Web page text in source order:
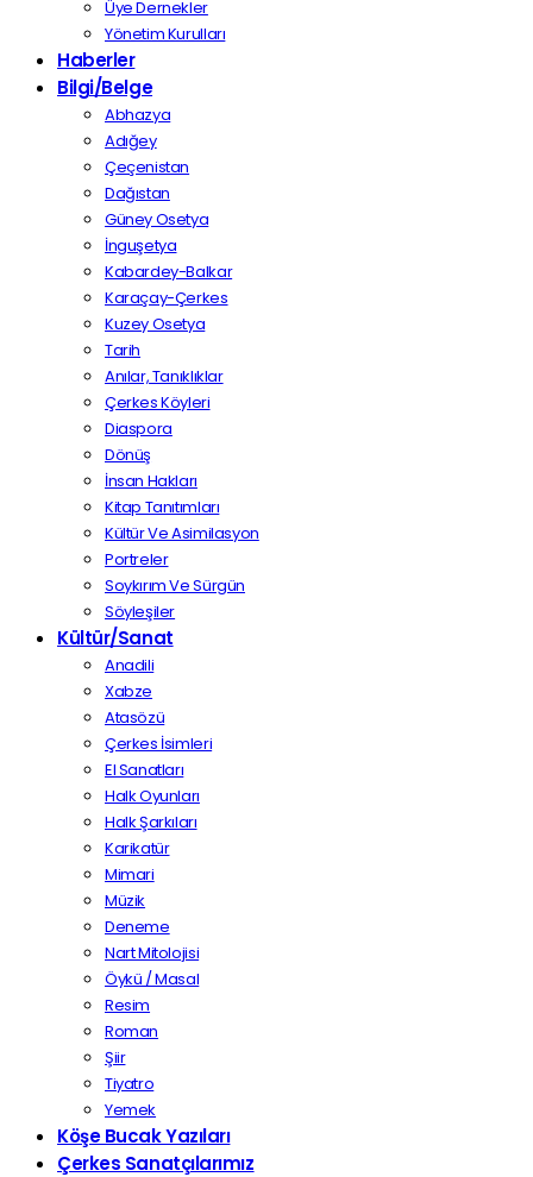
Üye Dernekler
Yönetim Kurulları
Haberler
Bilgi/Belge
Abhazya
Adığey
Çeçenistan
Dağıstan
Güney Osetya
İnguşetya
Kabardey-Balkar
Karaçay-Çerkes
Kuzey Osetya
Tarih
Anılar, Tanıklıklar
Çerkes Köyleri
Diaspora
Dönüş
İnsan Hakları
Kitap Tanıtımları
Kültür Ve Asimilasyon
Portreler
Soykırım Ve Sürgün
Söyleşiler
Kültür/Sanat
Anadili
Xabze
Atasözü
Çerkes İsimleri
El Sanatları
Halk Oyunları
Halk Şarkıları
Karikatür
Mimari
Müzik
Deneme
Nart Mitolojisi
Öykü / Masal
Resim
Roman
Şiir
Tiyatro
Yemek
Köşe Bucak Yazıları
Çerkes Sanatçılarımız